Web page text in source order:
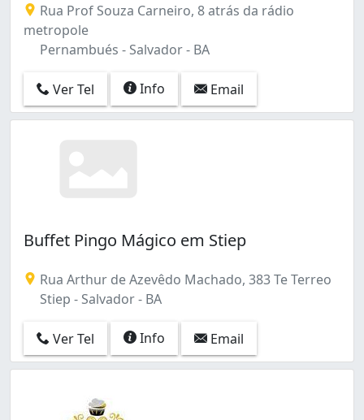
Rua Prof Souza Carneiro, 8 atrás da rádio
metropole
Pernambués - Salvador - BA
Ver Tel Info Email
Buffet Pingo Mágico em Stiep
Rua Arthur de Azevêdo Machado, 383 Te Terreo
Stiep - Salvador - BA
Ver Tel Info Email